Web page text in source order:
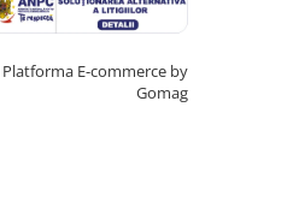
Platforma E-commerce by
Gomag